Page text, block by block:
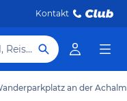
Kontakt
Hotel, Reiseziel
an der Achalm